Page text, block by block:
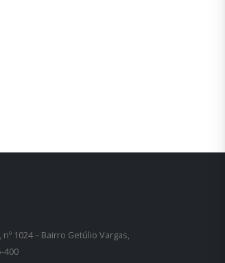
1024 – Bairro Getúlio Vargas,
400